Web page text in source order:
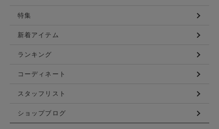
特集
新着アイテム
ランキング
コーディネート
スタッフリスト
ショップブログ